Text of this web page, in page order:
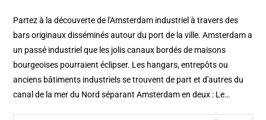
Partez à la découverte de l'Amsterdam industriel à travers des
bars originaux disséminés autour du port de la ville. Amsterdam a
un passé industriel que les jolis canaux bordés de maisons
bourgeoises pourraient éclipser. Les hangars, entrepôts ou
anciens bâtiments industriels se trouvent de part et d'autres du
canal de la mer du Nord séparant Amsterdam en deux : Le…